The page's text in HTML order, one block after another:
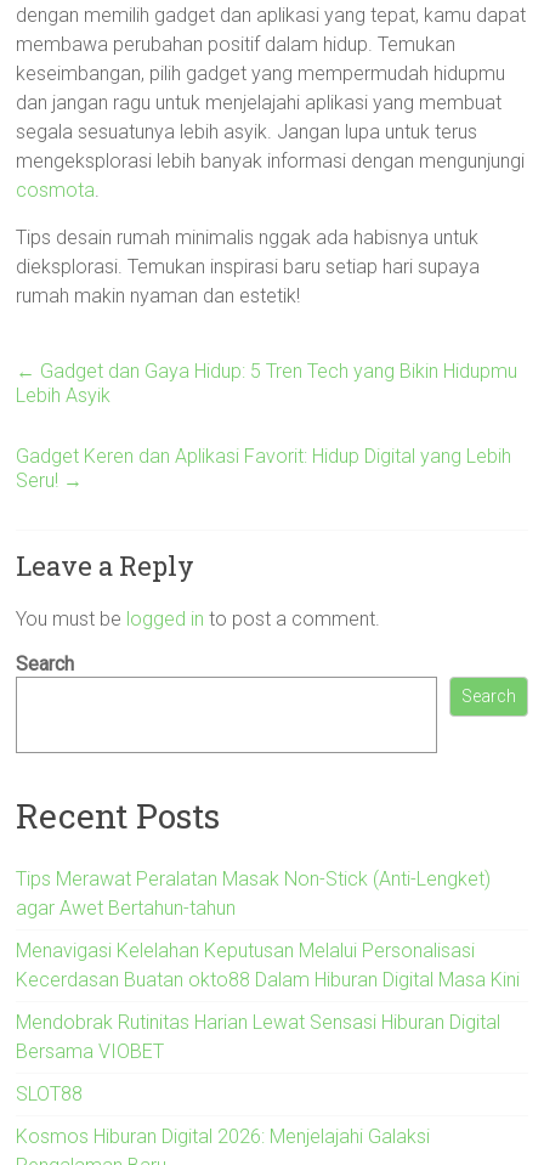
dengan memilih gadget dan aplikasi yang tepat, kamu dapat
membawa perubahan positif dalam hidup. Temukan
keseimbangan, pilih gadget yang mempermudah hidupmu
dan jangan ragu untuk menjelajahi aplikasi yang membuat
segala sesuatunya lebih asyik. Jangan lupa untuk terus
mengeksplorasi lebih banyak informasi dengan mengunjungi
cosmota.
Tips desain rumah minimalis nggak ada habisnya untuk
dieksplorasi. Temukan inspirasi baru setiap hari supaya
rumah makin nyaman dan estetik!
← Gadget dan Gaya Hidup: 5 Tren Tech yang Bikin Hidupmu
Lebih Asyik
Gadget Keren dan Aplikasi Favorit: Hidup Digital yang Lebih
Seru! →
Leave a Reply
You must be logged in to post a comment.
Search
Search
Recent Posts
Tips Merawat Peralatan Masak Non-Stick (Anti-Lengket)
agar Awet Bertahun-tahun
Menavigasi Kelelahan Keputusan Melalui Personalisasi
Kecerdasan Buatan okto88 Dalam Hiburan Digital Masa Kini
Mendobrak Rutinitas Harian Lewat Sensasi Hiburan Digital
Bersama VIOBET
SLOT88
Kosmos Hiburan Digital 2026: Menjelajahi Galaksi